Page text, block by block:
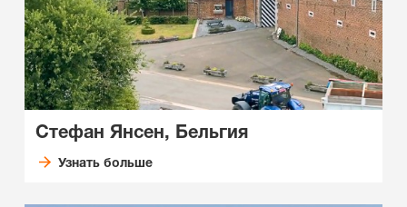
Стефан Янсен, Бельгия
Узнать больше